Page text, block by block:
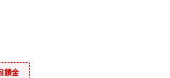
饋金